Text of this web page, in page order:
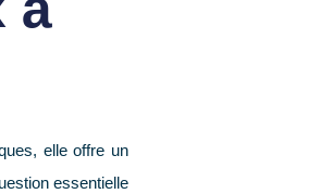
elle offre un
essentielle